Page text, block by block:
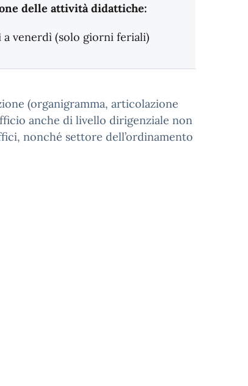
delle attività didattiche:
a venerdì (solo giorni feriali)
(organigramma, articolazione
anche di livello dirigenziale non
nonché settore dell’ordinamento